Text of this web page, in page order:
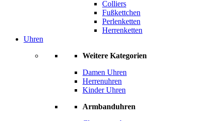
Colliers
Fußkettchen
Perlenketten
Herrenketten
Uhren
Weitere Kategorien
Damen Uhren
Herrenuhren
Kinder Uhren
Armbanduhren